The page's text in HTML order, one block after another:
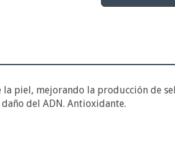
piel, mejorando la producción de
del ADN. Antioxidante.